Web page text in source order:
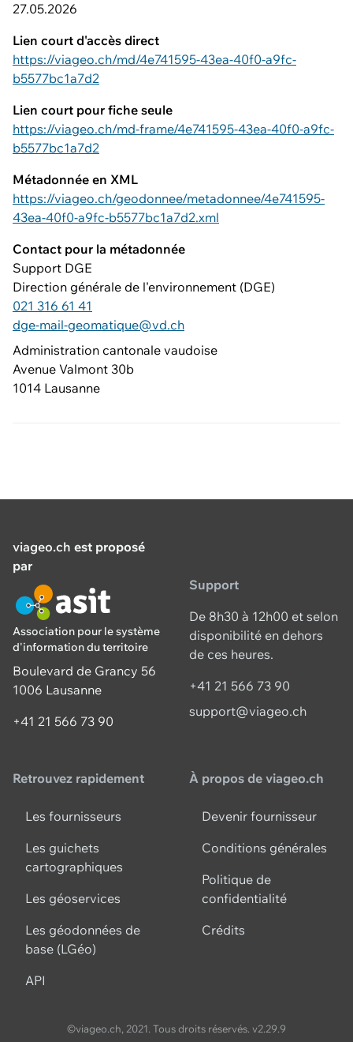
27.05.2026
Lien court d'accès direct
https://viageo.ch/md/4e741595-43ea-40f0-a9fc-
b5577bc1a7d2
Lien court pour fiche seule
https://viageo.ch/md-frame/4e741595-43ea-40f0-a9fc-
b5577bc1a7d2
Métadonnée en XML
https://viageo.ch/geodonnee/metadonnee/4e741595-
43ea-40f0-a9fc-b5577bc1a7d2.xml
Contact pour la métadonnée
Support DGE
Direction générale de l'environnement (DGE)
021 316 61 41
dge-mail-geomatique@vd.ch
Administration cantonale vaudoise
Avenue Valmont 30b
1014 Lausanne
viageo.ch est proposé
par
Association pour le système
d'information du territoire
Boulevard de Grancy 56
1006 Lausanne
+41 21 566 73 90
Support
De 8h30 à 12h00 et selon
disponibilité en dehors
de ces heures.
+41 21 566 73 90
support@viageo.ch
Retrouvez rapidement
Les fournisseurs
Les guichets
cartographiques
Les géoservices
Les géodonnées de
base (LGéo)
API
À propos de viageo.ch
Devenir fournisseur
Conditions générales
Politique de
confidentialité
Crédits
©viageo.ch, 2021. Tous droits réservés. v2.29.9